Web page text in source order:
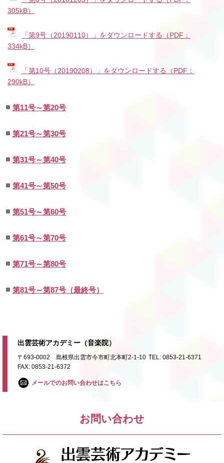
305kB）
「第9号（20190110）」をダウンロードする（PDF：
334kB）
「第10号（20190208）」をダウンロードする（PDF：
290kB）
第11号～第20号
第21号～第30号
第31号～第40号
第41号～第50号
第51号～第60号
第61号～第70号
第71号～第80号
第81号～第87号（最終号）
出雲芸術アカデミー（音楽院）
〒693-0002 島根県出雲市今市町北本町2-1-10 TEL: 0853-21-6371
FAX: 0853-21-6372
メールでのお問い合わせはこちら
お問い合わせ